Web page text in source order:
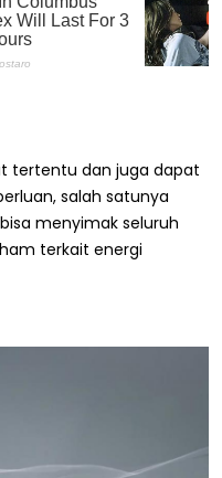
tertentu dan juga dapat
salah satunya
menyimak seluruh
terkait energi